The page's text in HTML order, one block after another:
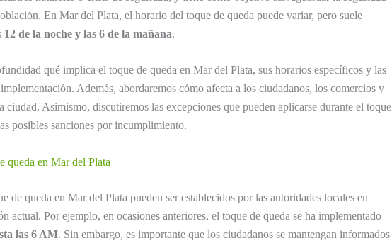
En Mar del Plata, el horario del toque de queda puede variar, pero suele
12 de la noche y las 6 de la mañana.
qué implica el toque de queda en Mar del Plata, sus horarios específicos y las
Además, abordaremos cómo afecta a los ciudadanos, los comercios y
ciudad. Asimismo, discutiremos las excepciones que pueden aplicarse durante el toque
posibles sanciones por incumplimiento.
queda en Mar del Plata
de queda en Mar del Plata pueden ser establecidos por las autoridades locales en
actual. Por ejemplo, en ocasiones anteriores, el toque de queda se ha implementado
las 6 AM. Sin embargo, es importante que los ciudadanos se mantengan informados